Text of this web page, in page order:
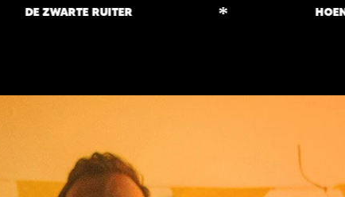
DE ZWARTE RUITER